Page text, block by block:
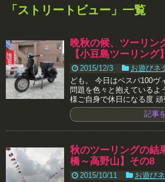
「 ストリートビュー 」 一覧
晩秋の候、ツーリン
【小豆島ツーリング
2015/12/3
お遊びネ
ども。 今日はベスパ100ヴ
問題を色々と抱えているよ
様ご自身で休日になる度 頑
記事
秋のツーリングの結
橋～高野山】その8
2015/10/11
お遊び